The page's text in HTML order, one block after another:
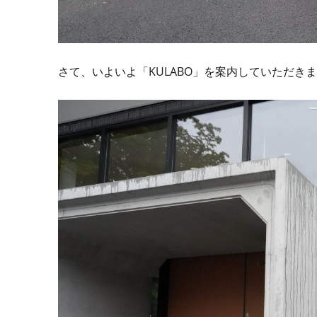
さて、いよいよ「KULABO」を案内していただき